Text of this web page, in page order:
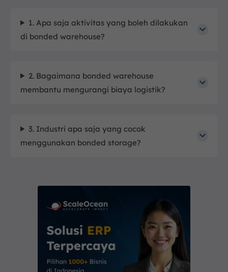
1. Apa saja aktivitas yang boleh dilakukan
di bonded warehouse?
2. Bagaimana bonded warehouse
membantu mengurangi biaya logistik?
3. Industri apa saja yang cocok
menggunakan bonded storage?